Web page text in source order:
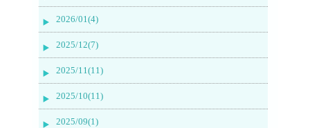
2026/01(4)
2025/12(7)
2025/11(11)
2025/10(11)
2025/09(1)